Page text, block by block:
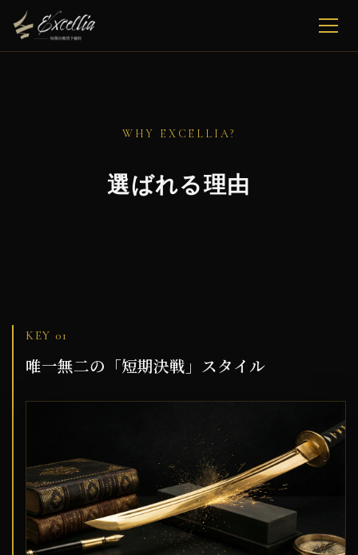
WHY EXCELLIA?
選ばれる理由
KEY 01
唯一無二の「短期決戦」スタイル